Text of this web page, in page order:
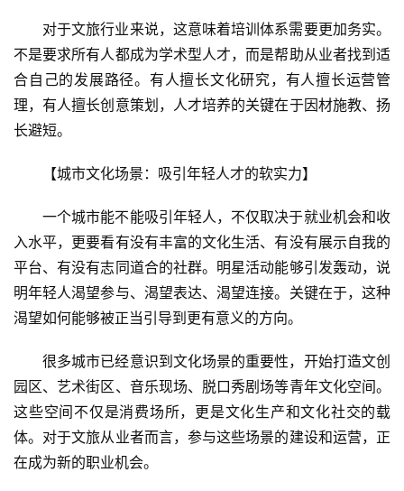
R
+
文
旅
区
对于文旅行业来说，这意味着培训体系需要更加务实。
不是要求所有人都成为学术型人才，而是帮助从业者找到适
合自己的发展路径。有人擅长文化研究，有人擅长运营管
理，有人擅长创意策划，人才培养的关键在于因材施教、扬
长避短。
【城市文化场景：吸引年轻人才的软实力】
一个城市能不能吸引年轻人，不仅取决于就业机会和收
入水平，更要看有没有丰富的文化生活、有没有展示自我的
平台、有没有志同道合的社群。明星活动能够引发轰动，说
明年轻人渴望参与、渴望表达、渴望连接。关键在于，这种
渴望如何能够被正当引导到更有意义的方向。
很多城市已经意识到文化场景的重要性，开始打造文创
园区、艺术街区、音乐现场、脱口秀剧场等青年文化空间。
这些空间不仅是消费场所，更是文化生产和文化社交的载
体。对于文旅从业者而言，参与这些场景的建设和运营，正
在成为新的职业机会。